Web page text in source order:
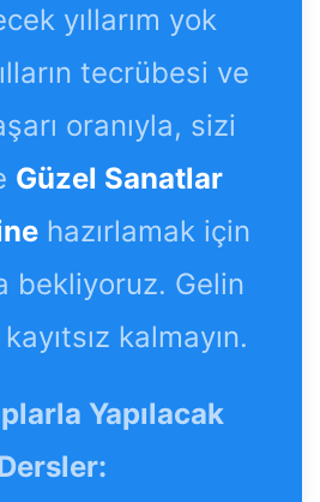
yıllarım yok
tecrübesi ve
oranıyla, sizi
Güzel Sanatlar
hazırlamak için
bekliyoruz. Gelin
kalmayın.
Yapılacak